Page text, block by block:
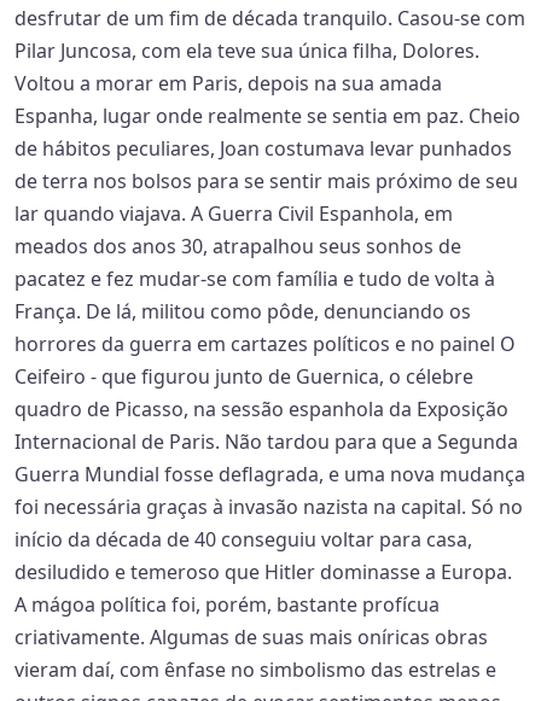
desfrutar de um fim de década tranquilo. Casou-se com
Pilar Juncosa, com ela teve sua única filha, Dolores.
Voltou a morar em Paris, depois na sua amada
Espanha, lugar onde realmente se sentia em paz. Cheio
de hábitos peculiares, Joan costumava levar punhados
de terra nos bolsos para se sentir mais próximo de seu
lar quando viajava. A Guerra Civil Espanhola, em
meados dos anos 30, atrapalhou seus sonhos de
pacatez e fez mudar-se com família e tudo de volta à
França. De lá, militou como pôde, denunciando os
horrores da guerra em cartazes políticos e no painel O
Ceifeiro - que figurou junto de Guernica, o célebre
quadro de Picasso, na sessão espanhola da Exposição
Internacional de Paris. Não tardou para que a Segunda
Guerra Mundial fosse deflagrada, e uma nova mudança
foi necessária graças à invasão nazista na capital. Só no
início da década de 40 conseguiu voltar para casa,
desiludido e temeroso que Hitler dominasse a Europa.
A mágoa política foi, porém, bastante profícua
criativamente. Algumas de suas mais oníricas obras
vieram daí, com ênfase no simbolismo das estrelas e